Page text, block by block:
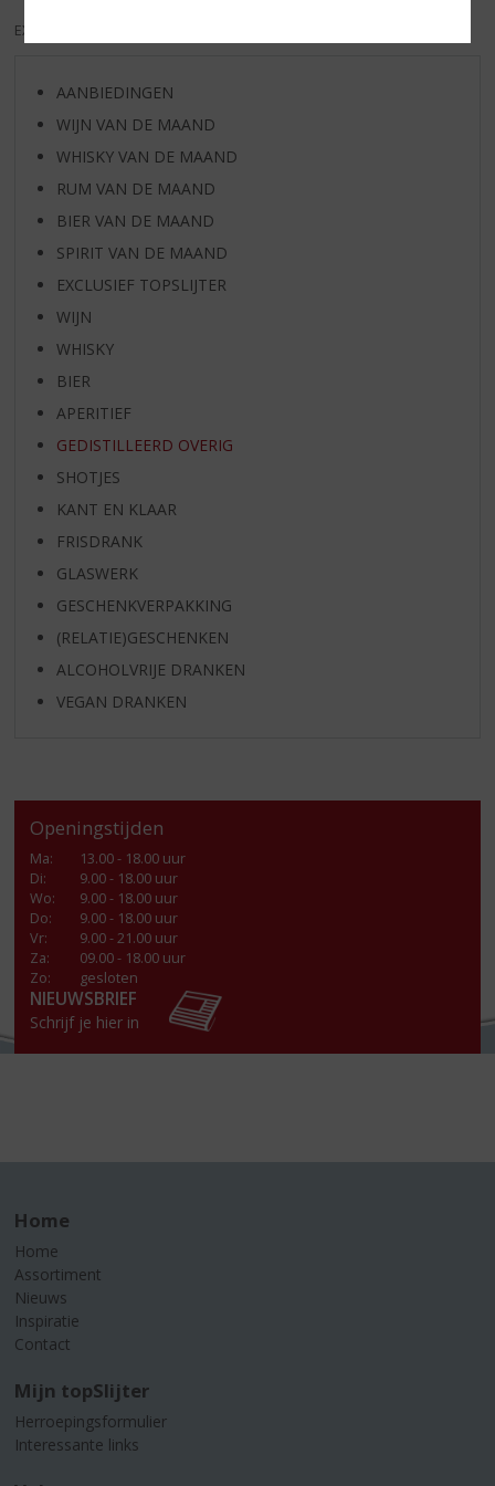
EXCL. BTW
AANBIEDINGEN
WIJN VAN DE MAAND
WHISKY VAN DE MAAND
RUM VAN DE MAAND
BIER VAN DE MAAND
SPIRIT VAN DE MAAND
EXCLUSIEF TOPSLIJTER
WIJN
WHISKY
BIER
APERITIEF
GEDISTILLEERD OVERIG
SHOTJES
KANT EN KLAAR
FRISDRANK
GLASWERK
GESCHENKVERPAKKING
(RELATIE)GESCHENKEN
ALCOHOLVRIJE DRANKEN
VEGAN DRANKEN
Openingstijden
Ma:
13.00 - 18.00 uur
Di:
9.00 - 18.00 uur
Wo:
9.00 - 18.00 uur
Do:
9.00 - 18.00 uur
Vr:
9.00 - 21.00 uur
Za:
09.00 - 18.00 uur
Zo:
gesloten
NIEUWSBRIEF
Schrijf je hier in
Home
Home
Assortiment
Nieuws
Inspiratie
Contact
Mijn topSlijter
Herroepingsformulier
Interessante links